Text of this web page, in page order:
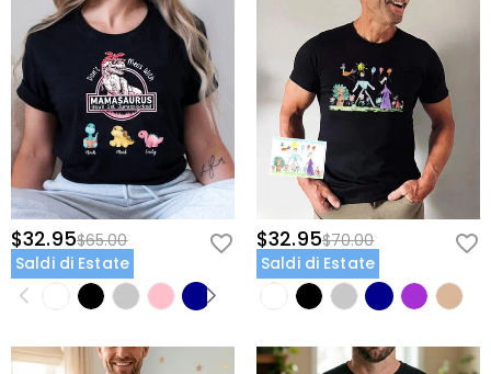
$32.95$65.00
Saldi di Estate
$32.95$70.00
Saldi di Estate